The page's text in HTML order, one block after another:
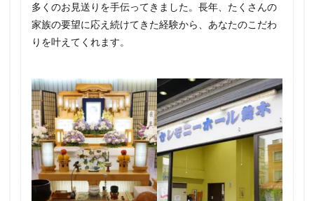
多くのお見送りを手伝ってきました。長年、たくさんの
家族の要望に応え続けてきた経験から、あなたのこだわ
りを叶えてくれます。